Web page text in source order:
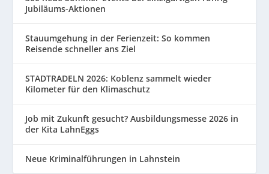
Jubiläums-Aktionen
Stauumgehung in der Ferienzeit: So kommen
Reisende schneller ans Ziel
STADTRADELN 2026: Koblenz sammelt wieder
Kilometer für den Klimaschutz
Job mit Zukunft gesucht? Ausbildungsmesse 2026 in
der Kita LahnEggs
Neue Kriminalführungen in Lahnstein